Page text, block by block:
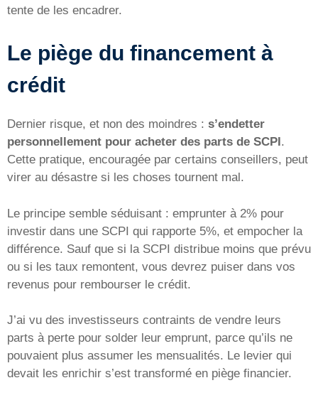
tente de les encadrer.
Le piège du financement à
crédit
Dernier risque, et non des moindres : s’endetter
personnellement pour acheter des parts de SCPI .
Cette pratique, encouragée par certains conseillers, peut
virer au désastre si les choses tournent mal.
Le principe semble séduisant : emprunter à 2% pour
investir dans une SCPI qui rapporte 5%, et empocher la
différence. Sauf que si la SCPI distribue moins que prévu
ou si les taux remontent, vous devrez puiser dans vos
revenus pour rembourser le crédit.
J’ai vu des investisseurs contraints de vendre leurs
parts à perte pour solder leur emprunt, parce qu’ils ne
pouvaient plus assumer les mensualités. Le levier qui
devait les enrichir s’est transformé en piège financier.